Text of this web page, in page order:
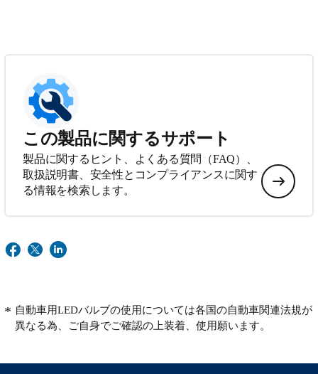
この製品に関するサポート
製品に関するヒント、よくある質問（FAQ）、
取扱説明書、安全性とコンプライアンスに関す
る情報を検索します。
自動車用LEDバルブの使用については各国の自動車関連法規が
異なる為、ご自身でご確認の上装着、使用願います。